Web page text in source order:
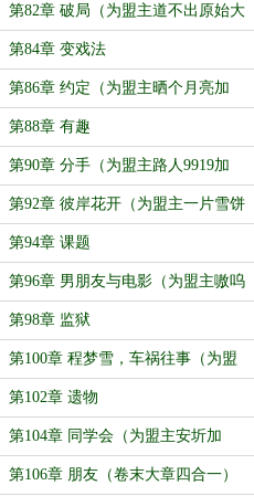
更！）
第82章 破局（为盟主道不出原始大
罗加更！）
第84章 变戏法
第86章 约定（为盟主晒个月亮加
更！）
第88章 有趣
第90章 分手（为盟主路人9919加
更！）
第92章 彼岸花开（为盟主一片雪饼
加更！）
第94章 课题
第96章 男朋友与电影（为盟主嗷呜
咩咩熊加更！）
第98章 监狱
第100章 程梦雪，车祸往事（为盟
主kennys_加更！）
第102章 遗物
第104章 同学会（为盟主安圻加
更！）
第106章 朋友（卷末大章四合一）